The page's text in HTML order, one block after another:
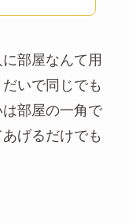
部屋なんて用
いで同じでも
部屋の一角で
げるだけでも